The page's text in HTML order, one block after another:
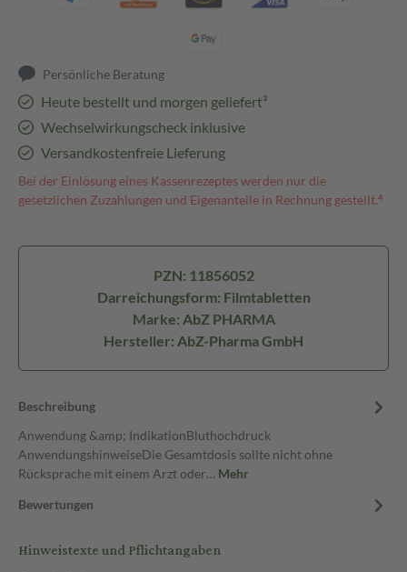
Persönliche Beratung
Heute bestellt und morgen geliefert³
Wechselwirkungscheck inklusive
Versandkostenfreie Lieferung
Bei der Einlösung eines Kassenrezeptes werden nur die
gesetzlichen Zuzahlungen und Eigenanteile in Rechnung gestellt.⁴
PZN: 11856052
Darreichungsform: Filmtabletten
Marke: AbZ PHARMA
Hersteller: AbZ-Pharma GmbH
Beschreibung
Anwendung &amp; IndikationBluthochdruck
AnwendungshinweiseDie Gesamtdosis sollte nicht ohne
Rücksprache mit einem Arzt oder… Mehr
Bewertungen
Hinweistexte und Pflichtangaben